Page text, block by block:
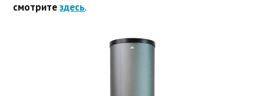
смотритездесь.